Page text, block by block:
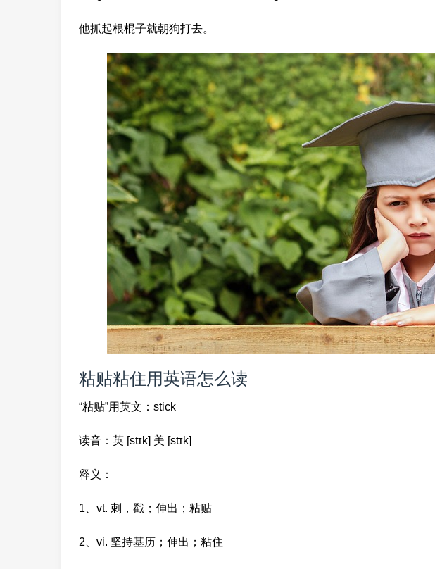
他抓起根棍子就朝狗打去。
粘贴粘住用英语怎么读
“粘贴”用英文：stick
读音：英 [stɪk] 美 [stɪk]
释义：
1、vt. 刺，戳；伸出；粘贴
2、vi. 坚持基历；伸出；粘住